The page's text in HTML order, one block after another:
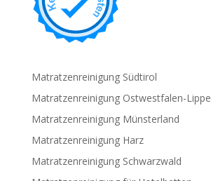
Matratzenreinigung Südtirol
Matratzenreinigung Ostwestfalen-Lippe
Matratzenreinigung Münsterland
Matratzenreinigung Harz
Matratzenreinigung Schwarzwald